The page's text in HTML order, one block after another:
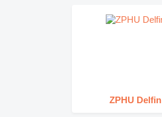
ZPHU Delfin